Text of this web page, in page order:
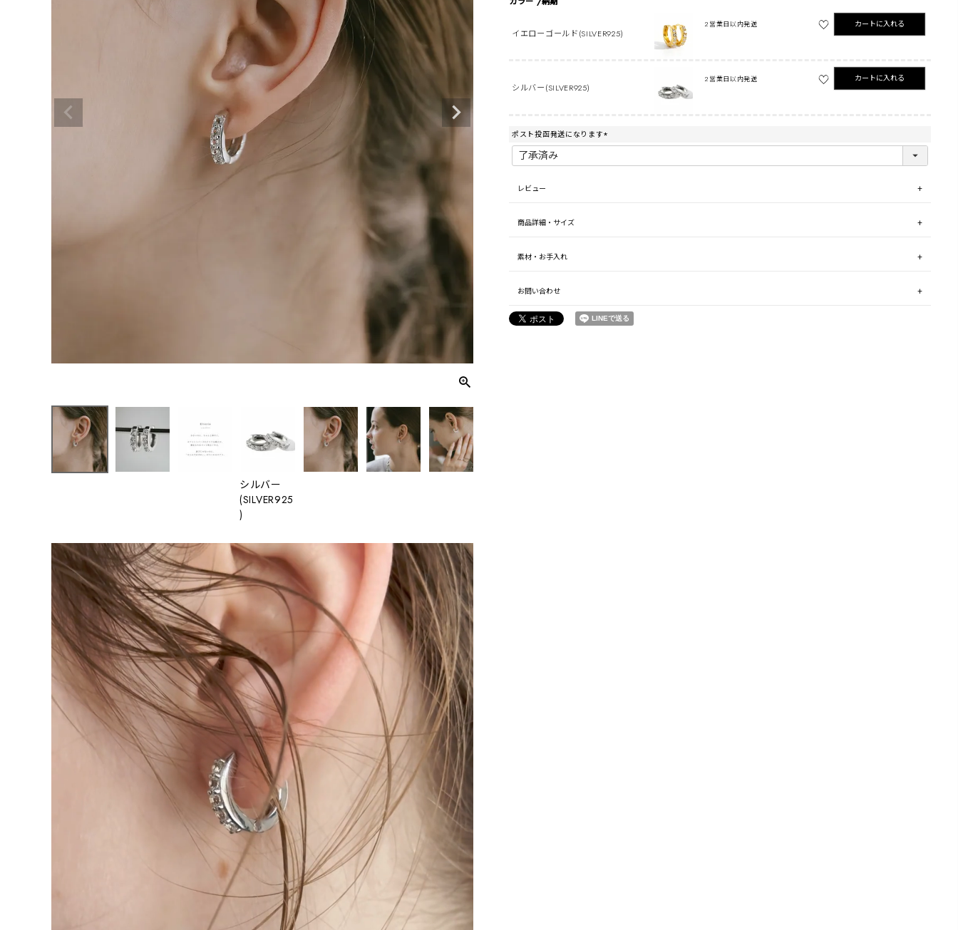
シルバー
(SILVER925
)
イエローゴールド(SILVER925)
2営業日以内発送 カートに入れる
シルバー(SILVER925)
2営業日以内発送 カートに入れる
ポスト投函発送になります
(
須
レビュー
商品詳細・サイズ
素材・お手入れ
お問い合わせ